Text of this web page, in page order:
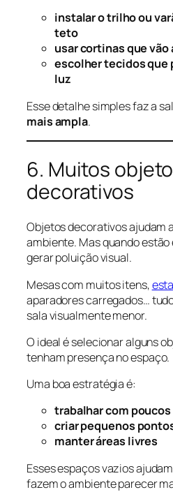
instalar o trilho ou
teto
usar cortinas que vão
escolher tecidos que
luz
Esse detalhe simples faz a
mais ampla.
6. Muitos
decorativos
Objetos decorativos ajudam
ambiente. Mas quando
gerar poluição visual.
Mesas com muitos itens,
aparadores carregados…
sala visualmente menor.
O ideal é selecionar alguns
tenham presença no espaço.
Uma boa estratégia é:
trabalhar com
criar pequenos
manter áreas livres
Esses espaços vazios
fazem o ambiente parecer